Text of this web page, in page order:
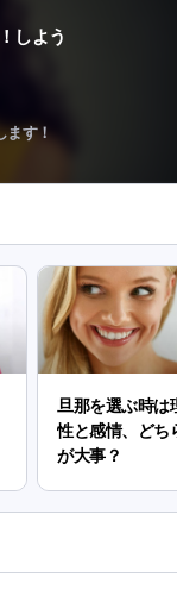
しよう
ます！
旦那を選ぶ時は
性と感情、どち
が大事？